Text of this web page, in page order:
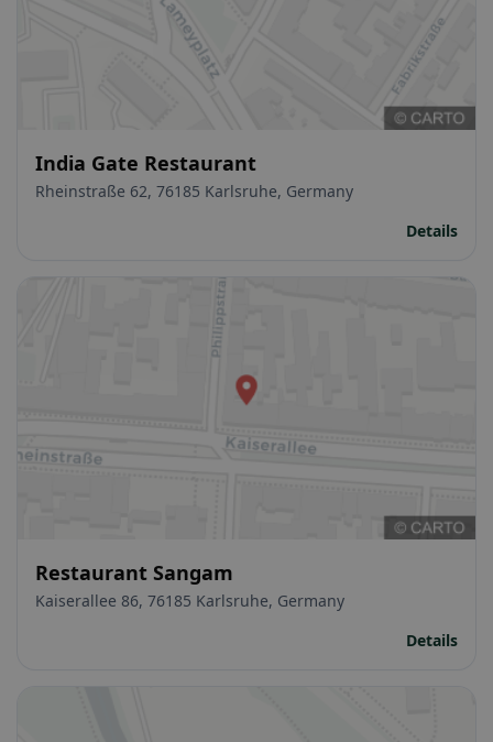
India Gate Restaurant
Rheinstraße 62, 76185 Karlsruhe, Germany
Details
Restaurant Sangam
Kaiserallee 86, 76185 Karlsruhe, Germany
Details